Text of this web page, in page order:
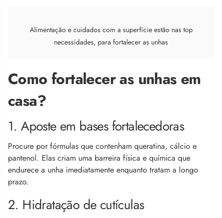
Alimentação e cuidados com a superfície estão nas top
necessidades, para fortalecer as unhas
Como fortalecer as unhas em
casa?
1. Aposte em bases fortalecedoras
Procure por fórmulas que contenham queratina, cálcio e
pantenol. Elas criam uma barreira física e química que
endurece a unha imediatamente enquanto tratam a longo
prazo.
2. Hidratação de cutículas